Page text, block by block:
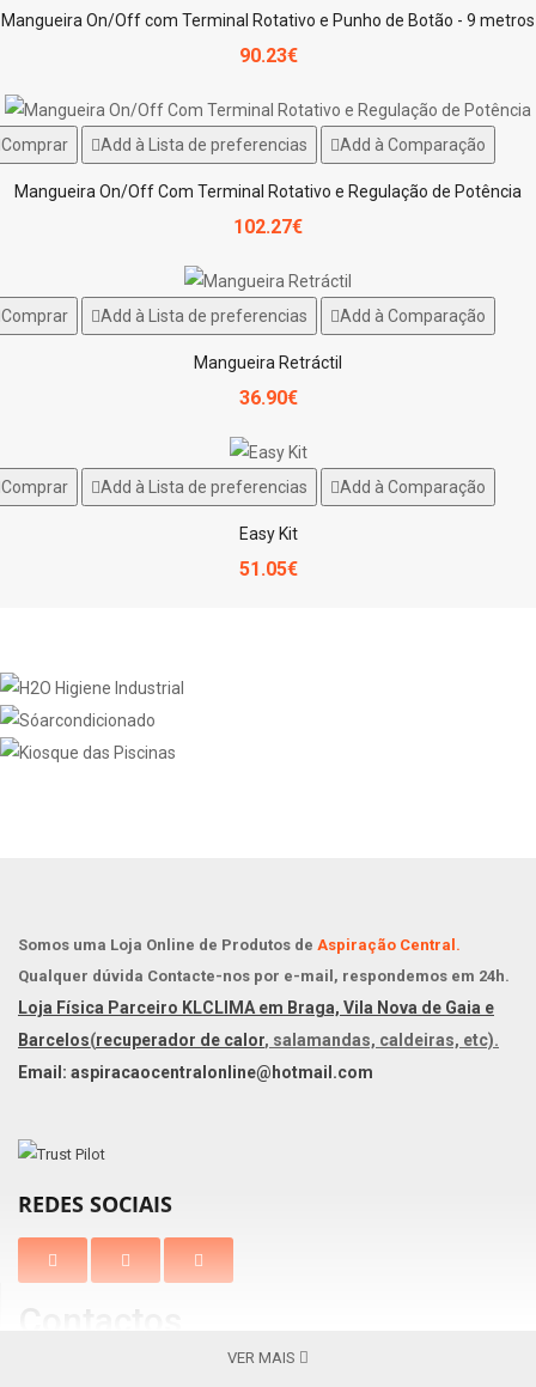
Mangueira On/Off com Terminal Rotativo e Punho de Botão - 9 metros
90.23€
Comprar Add à Lista de preferencias Add à Comparação
Mangueira On/Off Com Terminal Rotativo e Regulação de Potência
102.27€
Comprar Add à Lista de preferencias Add à Comparação
Mangueira Retráctil
36.90€
Comprar Add à Lista de preferencias Add à Comparação
Easy Kit
51.05€
Somos uma Loja Online de Produtos de Aspiração Central.
Qualquer dúvida Contacte-nos por e-mail, respondemos em 24h.
Loja Física Parceiro KLCLIMA em Braga, Vila Nova de Gaia e
Barcelos(recuperador de calor, salamandas, caldeiras, etc).
Email: aspiracaocentralonline@hotmail.com
REDES SOCIAIS
Contactos
VER MAIS